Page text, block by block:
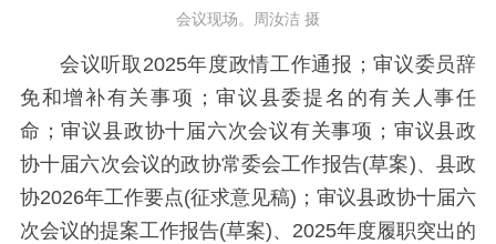
会议现场。周汝洁 摄
会议听取2025年度政情工作通报；审议委员辞
免和增补有关事项；审议县委提名的有关人事任
命；审议县政协十届六次会议有关事项；审议县政
协十届六次会议的政协常委会工作报告(草案)、县政
协2026年工作要点(征求意见稿)；审议县政协十届六
次会议的提案工作报告(草案)、2025年度履职突出的